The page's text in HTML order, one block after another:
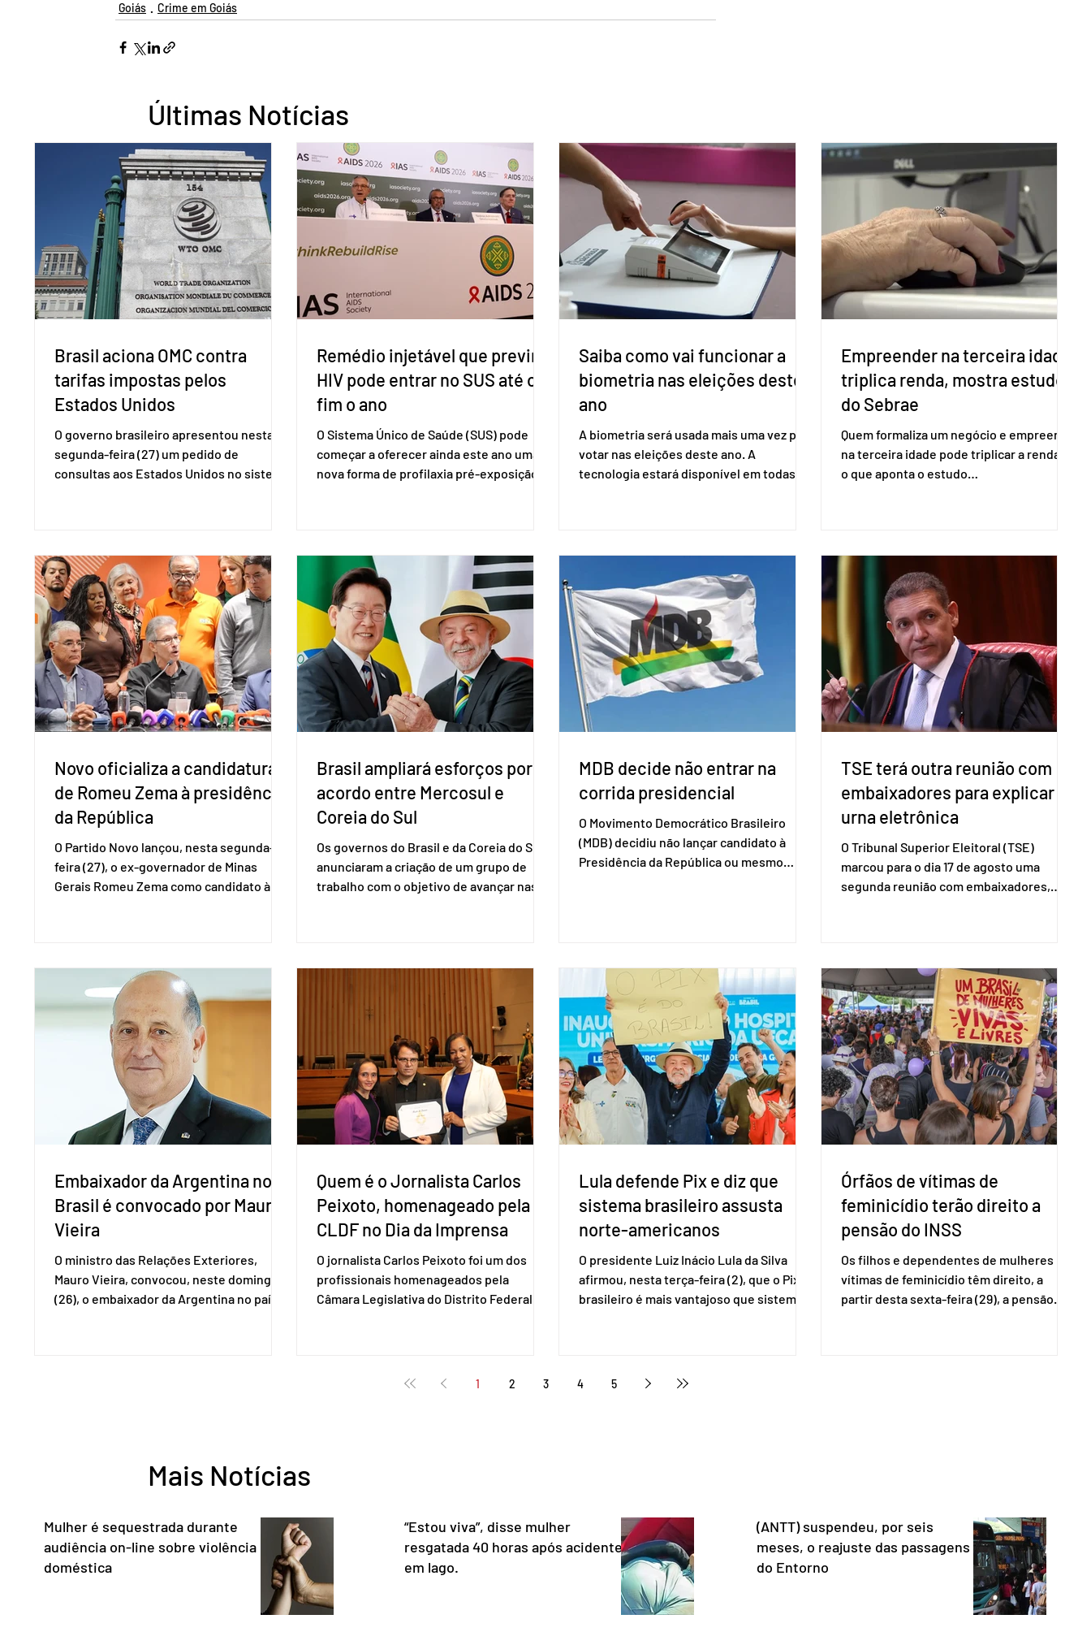
Goiás Crime em Goiás
Últimas Notícias
Brasil aciona OMC contra
tarifas impostas pelos
Estados Unidos
O governo brasileiro apresentou nesta
segunda-feira (27) um pedido de
consultas aos Estados Unidos no sistema
base na Seção 301 da Lei de Comércio de
1974. Segundo nota divulgada pelo
Ministério das Relações Exteriores, o
Brasil considera que as tarifas são
injustificadas e incompatíveis com as
obrigações assumidas pelos Estados
Unid
Remédio injetável que previne
HIV pode entrar no SUS até o
fim o ano
O Sistema Único de Saúde (SUS) pode
começar a oferecer ainda este ano uma
nova forma de profilaxia pré-exposição
e pode ser tomado a cada dois meses. O
pedido de inclusão vai ser encaminhado
pelo Ministério da Saúde à Comissão
Nacional de Incorporação de Novas
Tecnologias no SUS (Conitec) na semana
que vem. A Conitec é um colegiado
Saiba como vai funcionar a
biometria nas eleições deste
ano
A biometria será usada mais uma vez para
votar nas eleições deste ano. A
tecnologia estará disponível em todas as
Se o título estiver regular, o eleitor pode
votar mesmo sem ter realizado esse
cadastro. Neste caso, será exigido o
documento de identificação para acesso
à urna eletrônica. Se a urna eletrônica
não reconh
Empreender na terceira idade
triplica renda, mostra estudo
do Sebrae
Quem formaliza um negócio e empreende
na terceira idade pode triplicar a renda. É
o que aponta o estudo
Empresas (Sebrae), realizado a partir de
dados do Instituto Brasileiro de
Geografia e Estatística (IBGE). O estudo
do Sebrae mostra que, no quarto
trimestre de 2025, os empreendedores
60+ formalizados atingiram o maior
rendime
Novo oficializa a candidatura
de Romeu Zema à presidência
da República
O Partido Novo lançou, nesta segunda-
feira (27), o ex-governador de Minas
Gerais Romeu Zema como candidato à
vice-presidente. A convenção contou
com a presença do presidente nacional
do partido, Eduardo Ribeiro, e do senador
Eduardo Girão, filiado ao Novo desde
fevereiro de 2023. Formado em
administração de empresas pela Fundaç
Brasil ampliará esforços por
acordo entre Mercosul e
Coreia do Sul
Os governos do Brasil e da Coreia do Sul
anunciaram a criação de um grupo de
trabalho com o objetivo de avançar nas
“Decidimos criar um grupo de trabalho
que vai identificar sensibilidades dos
dois lados e evitar que elas sejam um
empecilho para a retomada das
negociações de um acordo do Mercosul
com a Coreia”, disse o presiden
MDB decide não entrar na
corrida presidencial
O Movimento Democrático Brasileiro
(MDB) decidiu não lançar candidato à
Presidência da República ou mesmo
formação de alianças no âmbito local. A
ideia, segundo o partido, é focar na
eleição de governadores e deputados
estaduais, além de fortalecer a bancada
no Congresso Nacional, com senad
TSE terá outra reunião com
embaixadores para explicar
urna eletrônica
O Tribunal Superior Eleitoral (TSE)
marcou para o dia 17 de agosto uma
segunda reunião com embaixadores,
sistema eleitoral do país. Segundo o
tribunal, o encontro ocorrerá na sede do
TSE e dará continuidade às ações de
transparência voltadas à comunidade
internacional. Nela, o presidente da
Corte, ministro Kássio Nunes Marques,
voltará a explic
Embaixador da Argentina no
Brasil é convocado por Mauro
Vieira
O ministro das Relações Exteriores,
Mauro Vieira, convocou, neste domingo
(26), o embaixador da Argentina no país,
Estado, às instituições democráticas,
Quem é o Jornalista Carlos
Peixoto, homenageado pela
CLDF no Dia da Imprensa
O jornalista Carlos Peixoto foi um dos
profissionais homenageados pela
Câmara Legislativa do Distrito Federal
deputada distrital Dra. Jane Klébia,
Lula defende Pix e diz que
sistema brasileiro assusta
norte-americanos
O presidente Luiz Inácio Lula da Silva
afirmou, nesta terça-feira (2), que o Pix
brasileiro é mais vantajoso que sistemas
Lula destacou as vantagens da
Órfãos de vítimas de
feminicídio terão direito a
pensão do INSS
Os filhos e dependentes de mulheres
vítimas de feminicídio têm direito, a
partir desta sexta-feira (29), a pensão
1 2 3 4 5
Mais Notícias
Mulher é sequestrada durante
audiência on-line sobre violência
doméstica
“Estou viva”, disse mulher
resgatada 40 horas após acidente
em lago.
(ANTT) suspendeu, por seis
meses, o reajuste das passagens
do Entorno